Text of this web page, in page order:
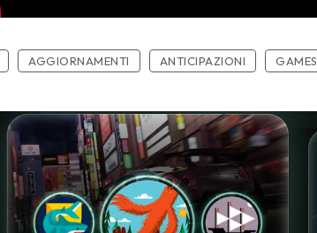
AGGIORNAMENTI ANTICIPAZIONI GAMES